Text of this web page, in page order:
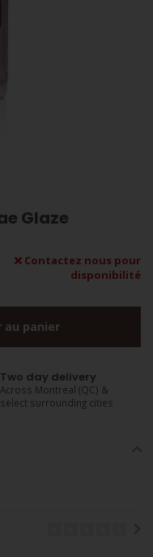
Glaze
Contactez nous pour
disponibilité
au panier
Two day delivery
Across Montreal (QC) &
select surrounding cities